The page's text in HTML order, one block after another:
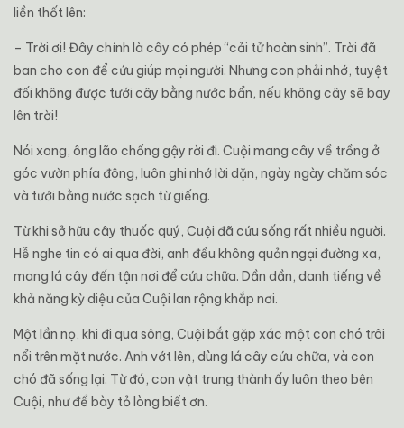
liền thốt lên:
– Trời ơi! Đây chính là cây có phép “cải tử hoàn sinh”. Trời đã
ban cho con để cứu giúp mọi người. Nhưng con phải nhớ, tuyệt
đối không được tưới cây bằng nước bẩn, nếu không cây sẽ bay
lên trời!
Nói xong, ông lão chống gậy rời đi. Cuội mang cây về trồng ở
góc vườn phía đông, luôn ghi nhớ lời dặn, ngày ngày chăm sóc
và tưới bằng nước sạch từ giếng.
Từ khi sở hữu cây thuốc quý, Cuội đã cứu sống rất nhiều người.
Hễ nghe tin có ai qua đời, anh đều không quản ngại đường xa,
mang lá cây đến tận nơi để cứu chữa. Dần dần, danh tiếng về
khả năng kỳ diệu của Cuội lan rộng khắp nơi.
Một lần nọ, khi đi qua sông, Cuội bắt gặp xác một con chó trôi
nổi trên mặt nước. Anh vớt lên, dùng lá cây cứu chữa, và con
chó đã sống lại. Từ đó, con vật trung thành ấy luôn theo bên
Cuội, như để bày tỏ lòng biết ơn.